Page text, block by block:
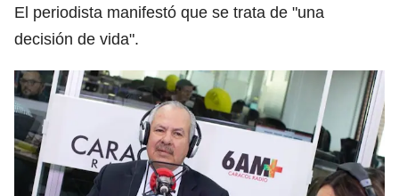
El periodista manifestó que se trata de "una
decisión de vida".